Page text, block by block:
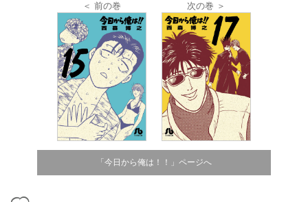
＜ 前の巻 次の巻 ＞
「今日から俺は！！」ページへ